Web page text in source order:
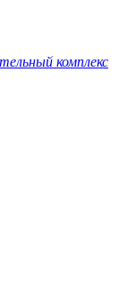
комплекс